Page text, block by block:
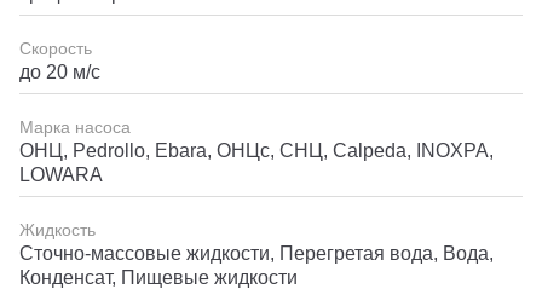
Скорость
до 20 м/с
Марка насоса
ОНЦ, Pedrollo, Ebara, ОНЦс, СНЦ, Calpeda, INOXPA,
LOWARA
Жидкость
Сточно-массовые жидкости, Перегретая вода, Вода,
Конденсат, Пищевые жидкости